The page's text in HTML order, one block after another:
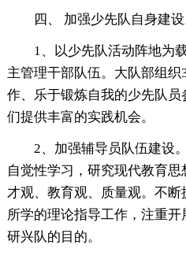
四、 加强少先队自身建设
1、以少先队活动阵地为
主管理干部队伍。大队部组
作、乐于锻炼自我的少先队
们提供丰富的实践机会。
2、加强辅导员队伍建设
自觉性学习，研究现代教育
才观、教育观、质量观。不
所学的理论指导工作，注重
研兴队的目的。